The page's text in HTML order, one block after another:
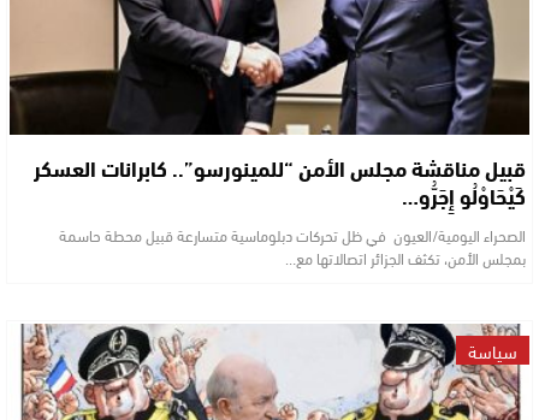
قبيل مناقشة مجلس الأمن “للمينورسو”.. كابرانات العسكر
كَيْحَاوْلُو إِجَرُّو…
الصحراء اليومية/العيون في ظل تحركات دبلوماسية متسارعة قبيل محطة حاسمة
بمجلس الأمن، تكثف الجزائر اتصالاتها مع…
سياسة